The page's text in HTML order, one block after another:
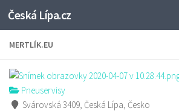
Skip to content
Česká Lípa.cz
MERTLÍK.EU
Pneuservisy
Svárovská 3409, Česká Lípa, Česko